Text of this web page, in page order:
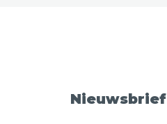
Nieuwsbrief